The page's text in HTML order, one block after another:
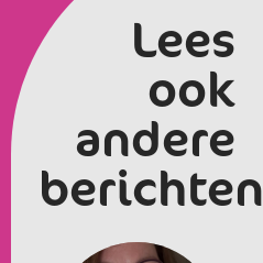
Lees
ook
andere